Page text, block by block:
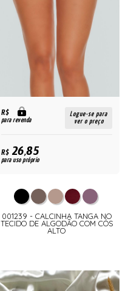
R$
para revenda
Logue-se para
ver o preço
R$26,85
para uso próprio
001239 - CALCINHA TANGA NO
TECIDO DE ALGODÃO COM CÓS
ALTO